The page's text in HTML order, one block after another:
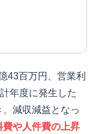
43百万円、営業利
年度に発生した
、減収減益となっ
費や人件費の上昇